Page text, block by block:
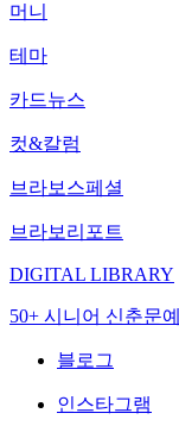
머니
테마
카드뉴스
컷&칼럼
브라보스페셜
브라보리포트
DIGITAL LIBRARY
50+ 시니어 신춘문예
블로그
인스타그램